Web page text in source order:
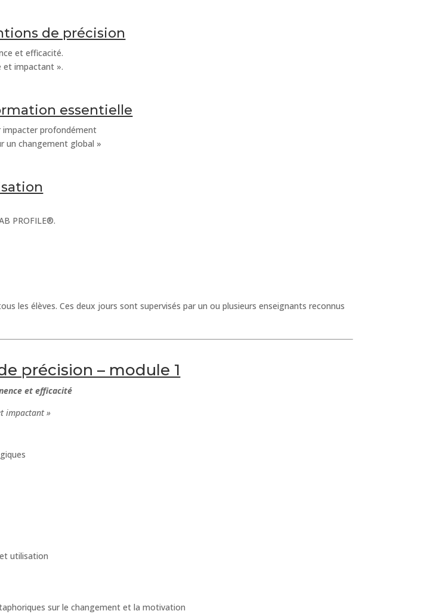
de précision
et efficacité.
et impactant ».
essentielle
impacter profondément
un changement global »
PROFILE®.
les élèves. Ces deux jours sont supervisés par un ou plusieurs enseignants reconnus
précision – module 1
et efficacité
impactant »
utilisation
sur le changement et la motivation